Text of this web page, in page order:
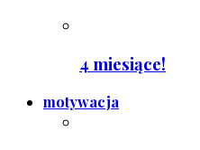
4 miesiące!
motywacja